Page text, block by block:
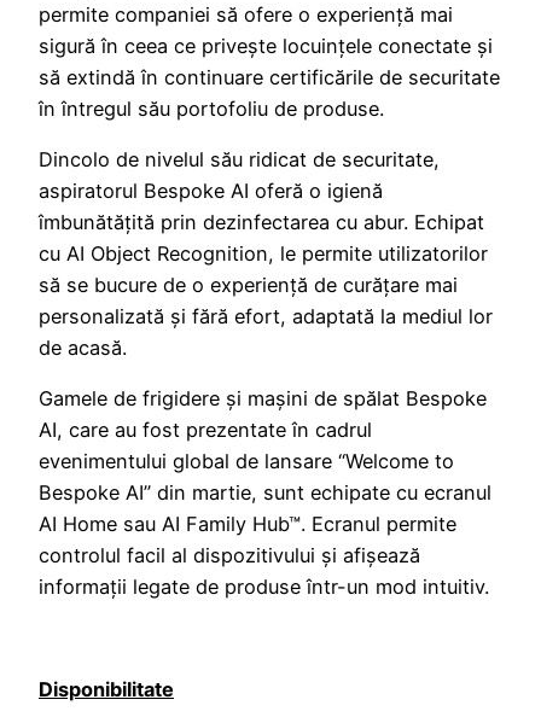
permite companiei să ofere o experiență mai
sigură în ceea ce privește locuințele conectate și
să extindă în continuare certificările de securitate
în întregul său portofoliu de produse.
Dincolo de nivelul său ridicat de securitate,
aspiratorul Bespoke AI oferă o igienă
îmbunătățită prin dezinfectarea cu abur. Echipat
cu AI Object Recognition, le permite utilizatorilor
să se bucure de o experiență de curățare mai
personalizată și fără efort, adaptată la mediul lor
de acasă.
Gamele de frigidere și mașini de spălat Bespoke
AI, care au fost prezentate în cadrul
evenimentului global de lansare “Welcome to
Bespoke AI” din martie, sunt echipate cu ecranul
AI Home sau AI Family Hub™. Ecranul permite
controlul facil al dispozitivului și afișează
informații legate de produse într-un mod intuitiv.
Disponibilitate